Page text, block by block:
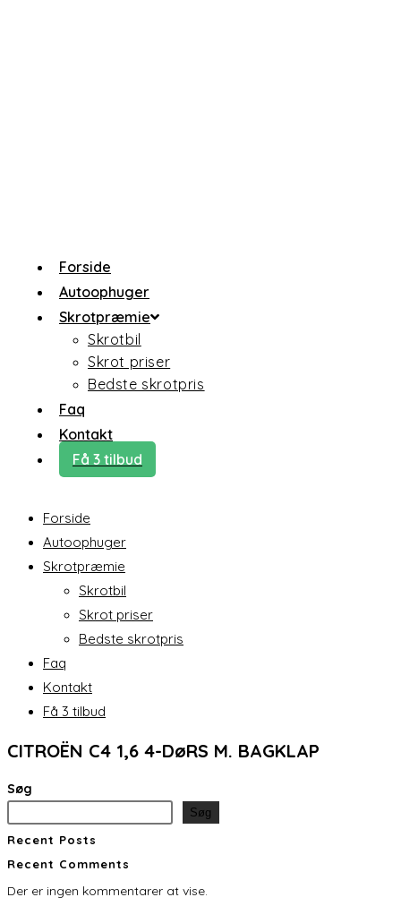
Forside
Autoophuger
Skrotpræmie
Skrotbil
Skrot priser
Bedste skrotpris
Faq
Kontakt
Få 3 tilbud
Forside
Autoophuger
Skrotpræmie
Skrotbil
Skrot priser
Bedste skrotpris
Faq
Kontakt
Få 3 tilbud
CITROËN C4 1,6 4-DøRS M. BAGKLAP
Søg
Søg
Recent Posts
Recent Comments
Der er ingen kommentarer at vise.